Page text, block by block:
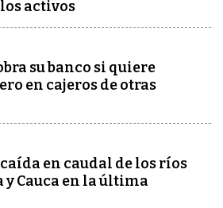
activos
su banco si quiere
en cajeros de otras
en caudal de los ríos
y Cauca en la última